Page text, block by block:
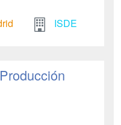
ISDE